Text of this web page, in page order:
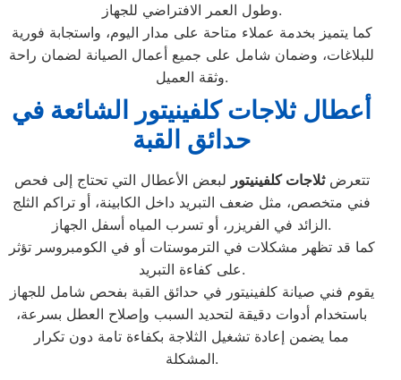
وطول العمر الافتراضي للجهاز.
كما يتميز بخدمة عملاء متاحة على مدار اليوم، واستجابة فورية
للبلاغات، وضمان شامل على جميع أعمال الصيانة لضمان راحة
وثقة العميل.
أعطال ثلاجات كلفينيتور الشائعة في
حدائق القبة
تتعرضثلاجات كلفينيتور لبعض الأعطال التي تحتاج إلى فحص
فني متخصص، مثل ضعف التبريد داخل الكابينة، أو تراكم الثلج
الزائد في الفريزر، أو تسرب المياه أسفل الجهاز.
كما قد تظهر مشكلات في الترموستات أو في الكومبروسر تؤثر
على كفاءة التبريد.
يقوم فني صيانة كلفينيتور في حدائق القبة بفحص شامل للجهاز
باستخدام أدوات دقيقة لتحديد السبب وإصلاح العطل بسرعة،
مما يضمن إعادة تشغيل الثلاجة بكفاءة تامة دون تكرار
المشكلة.